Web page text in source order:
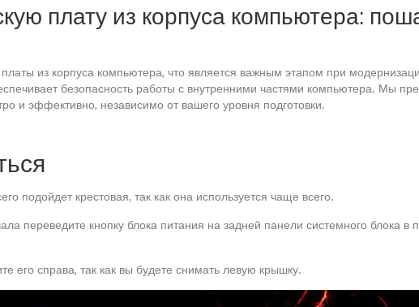
плату из корпуса компьютера:
из корпуса компьютера, что является важным этапом при
безопасность работы с внутренними частями компьютера. Мы
и эффективно, независимо от вашего уровня подготовки.
подойдет крестовая, так как она используется чаще всего.
переведите кнопку блока питания на задней панели системного блока
его справа, так как вы будете снимать левую крышку.